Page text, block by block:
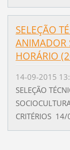
SELEÇÃO
ANIMADOR
HORÁRIO
14-09-2015
SELEÇÃO
CRITÉRIOS